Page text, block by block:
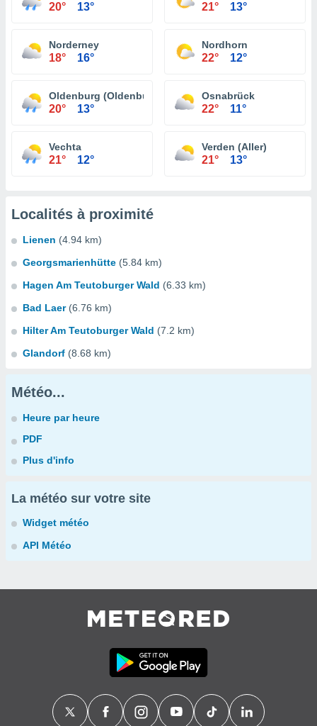
20° 13° 21° 13°
Norderney
18° 16°
Nordhorn
22° 12°
Oldenburg (Oldenburg)
20° 13°
Osnabrück
22° 11°
Vechta
21° 12°
Verden (Aller)
21° 13°
Localités à proximité
Lienen (4.94 km)
Georgsmarienhütte (5.84 km)
Hagen Am Teutoburger Wald (6.33 km)
Bad Laer (6.76 km)
Hilter Am Teutoburger Wald (7.2 km)
Glandorf (8.68 km)
Météo...
Heure par heure
PDF
Plus d'info
La météo sur votre site
Widget météo
API Météo